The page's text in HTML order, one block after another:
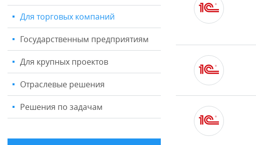
Для торговых компаний
Государственным предприятиям
Для крупных проектов
Отраслевые решения
Решения по задачам